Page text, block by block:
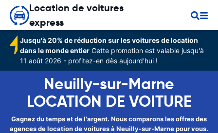
Location de voitures
express
Jusqu'à 20% de réduction sur les voitures de location
dans le monde entier Cette promotion est valable jusqu'à
11 août 2026 - profitez-en dès aujourd'hui !
Neuilly-sur-Marne
LOCATION DE VOITURE
Gagnez du temps et de l'argent. Nous comparons les offres des
agences de location de voitures à Neuilly-sur-Marne pour vous.